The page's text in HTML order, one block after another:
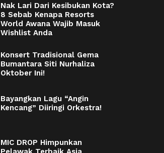
Nak Lari Dari Kesibukan Kota?
8 Sebab Kenapa Resorts
World Awana Wajib Masuk
Wishlist Anda
Konsert Tradisional Gema
Bumantara Siti Nurhaliza
Oktober Ini!
Bayangkan Lagu “Angin
Kencang” Diiringi Orkestra!
MIC DROP Himpunkan